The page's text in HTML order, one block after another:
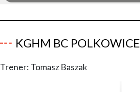
KGHM BC POLKOWICE
Trener: Tomasz Baszak